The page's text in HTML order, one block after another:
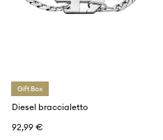
Gift Box
Diesel braccialetto
92,99 €